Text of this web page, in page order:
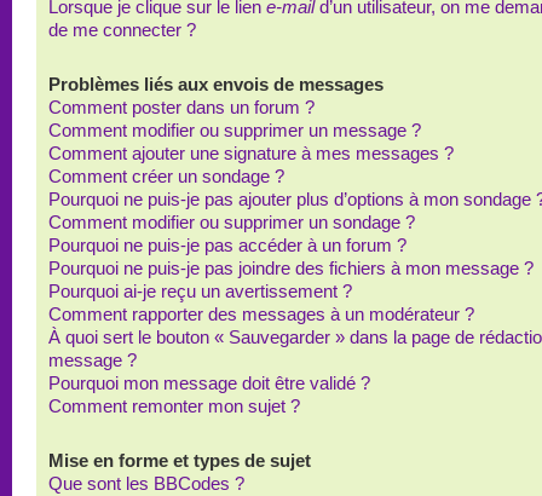
Lorsque je clique sur le lien e-maild’un utilisateur, on me
de me connecter ?
Problèmes liés aux envois de messages
Comment poster dans un forum ?
Comment modifier ou supprimer un message ?
Comment ajouter une signature à mes messages ?
Comment créer un sondage ?
Pourquoi ne puis-je pas ajouter plus d’options à mon sondage
Comment modifier ou supprimer un sondage ?
Pourquoi ne puis-je pas accéder à un forum ?
Pourquoi ne puis-je pas joindre des fichiers à mon message ?
Pourquoi ai-je reçu un avertissement ?
Comment rapporter des messages à un modérateur ?
À quoi sert le bouton « Sauvegarder » dans la page de
message ?
Pourquoi mon message doit être validé ?
Comment remonter mon sujet ?
Mise en forme et types de sujet
Que sont les BBCodes ?